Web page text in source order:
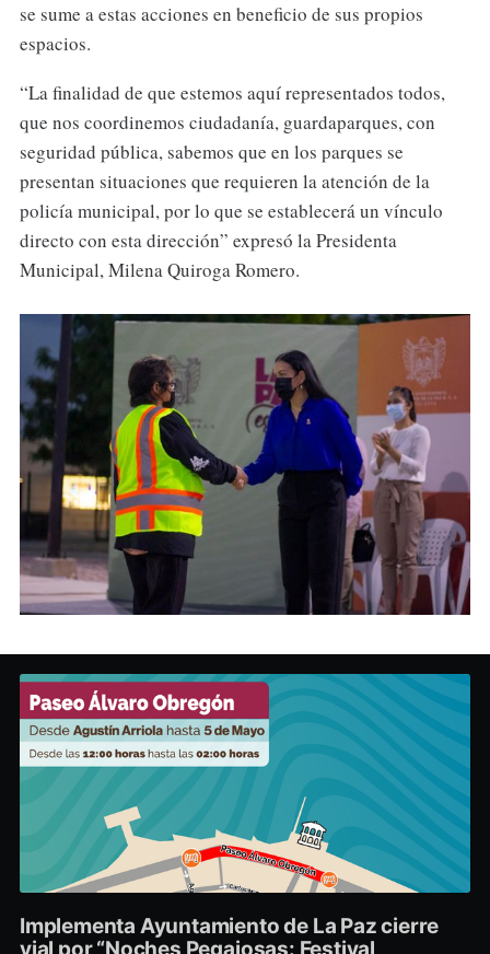
se sume a estas acciones en beneficio de sus propios
espacios.
“La finalidad de que estemos aquí representados todos,
que nos coordinemos ciudadanía, guardaparques, con
seguridad pública, sabemos que en los parques se
presentan situaciones que requieren la atención de la
policía municipal, por lo que se establecerá un vínculo
directo con esta dirección” expresó la Presidenta
Municipal, Milena Quiroga Romero.
Implementa Ayuntamiento de La Paz cierre
vial por “Noches Pegajosas: Festival